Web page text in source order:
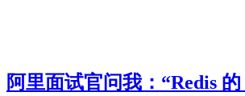
阿里面试官问我：“Redis